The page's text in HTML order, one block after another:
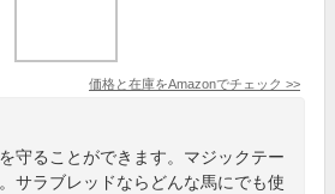
価格と在庫をAmazonでチェック >>
守ることができます。マジックテー
サラブレッドならどんな馬にでも使